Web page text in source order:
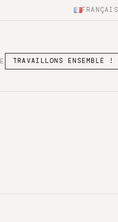
FRANÇAIS
TRAVAILLONS ENSEMBLE !